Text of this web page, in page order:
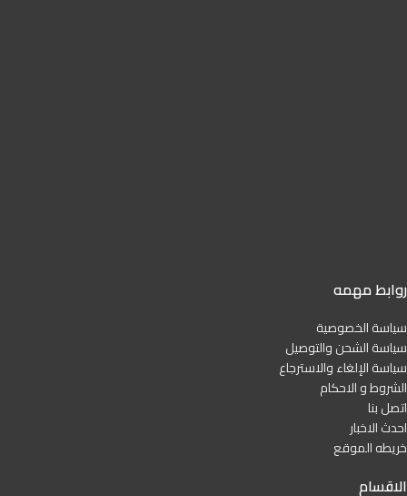
روابط مهمه
سياسة الخصوصية
سياسة الشحن والتوصيل
سياسة الإلغاء والاسترجاع
الشروط و الاحكام
اتصل بنا
احدث الاخبار
خريطه الموقع
الاقسام